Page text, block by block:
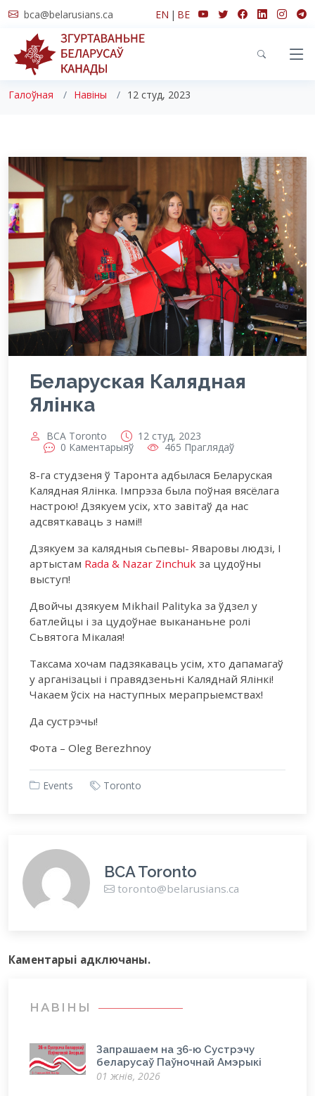
bca@belarusians.ca EN | BE
Навіны
Галоўная Навіны 12 студ, 2023
Беларуская Калядная
Ялінка
BCA Toronto
12 студ, 2023
0 Каментарыяў
465 Праглядаў
8-га студзеня ў Таронта адбылася Беларуская
Калядная Ялінка. Імпрэза была поўная вясёлага
настрою! Дзякуем усіх, хто завітаў да нас
адсвяткаваць з намі!!
Дзякуем за калядныя сьпевы- Яваровы людзі, І
артыстам Rada & Nazar Zinchuk за цудоўны
выступ!
Двойчы дзякуем Mikhail Palityka за ўдзел у
батлейцы і за цудоўнае выкананьне ролі
Сьвятога Мікалая!
Таксама хочам падзякаваць усім, хто дапамагаў
у арганізацыі і правядзеньні Каляднай Ялінкі!
Чакаем ўсіх на наступных мерапрыемствах!
Да сустрэчы!
Фота – Oleg Berezhnoy
Events Toronto
BCA Toronto
toronto@belarusians.ca
Каментарыi адключаны.
НАВІНЫ
Запрашаем на 36-ю Сустрэчу
беларусаў Паўночнай Амэрыкі
01 жнів, 2026